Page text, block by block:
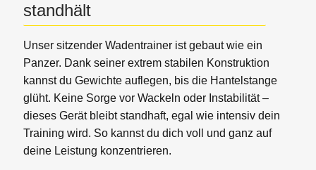
standhält
Unser sitzender Wadentrainer ist gebaut wie ein
Panzer. Dank seiner extrem stabilen Konstruktion
kannst du Gewichte auflegen, bis die Hantelstange
glüht. Keine Sorge vor Wackeln oder Instabilität –
dieses Gerät bleibt standhaft, egal wie intensiv dein
Training wird. So kannst du dich voll und ganz auf
deine Leistung konzentrieren.